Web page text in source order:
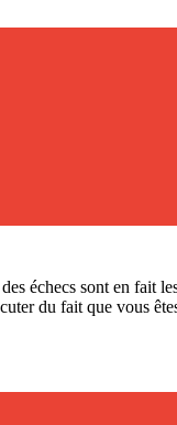
échecs sont en fait
du fait que vous